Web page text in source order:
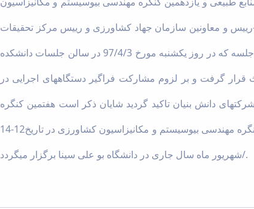
و معاونین سازمان جهاد کشاورزی و رییس مرکز تحقیقات
کشاورزی و منابع طبیعی استان در دانشکده کشاورزی برگزار گردید.در این جلسه که در روز یکشنبه مورخ 97/4/3 در سالن جلسات دانشکده
قرار گرفت و بر لزوم مشارکت فراگیر دستگاههای اجرایی در
دانش بنیان تاکید گردید شایان ذکر است هفتمین کنگره
ترویج و اموزش کشاورزی و منابع طبیعی در تاریخ3-5 شهریور و یازدهمین کنگره مهندسی بیوسیستم و مکانیزاسیون کشاورزی در تاریخ12-14
شهریور ماه سال جاری در دانشگاه بو علی سینا برگزار میگردد/.